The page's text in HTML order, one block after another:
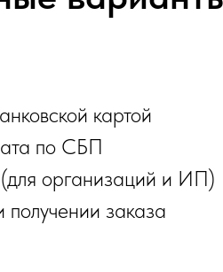
картой
по СБП
организаций и ИП)
заказа